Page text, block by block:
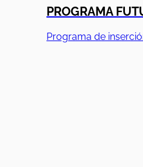
PROGRAMA
Programa de